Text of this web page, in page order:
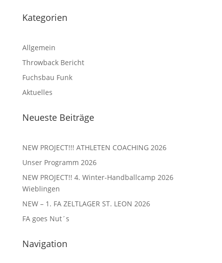
Kategorien
Allgemein
Throwback Bericht
Fuchsbau Funk
Aktuelles
Neueste Beiträge
NEW PROJECT!!! ATHLETEN COACHING 2026
Unser Programm 2026
NEW PROJECT!! 4. Winter-Handballcamp 2026
Wieblingen
NEW – 1. FA ZELTLAGER ST. LEON 2026
FA goes Nut´s
Navigation